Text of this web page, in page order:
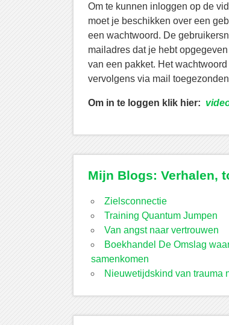
Om te kunnen inloggen op de
moet je beschikken over een
een wachtwoord. De
mailadres dat je hebt
van een pakket. Het
vervolgens via mail
Om in te loggen klik hier:
Mijn Blogs: Verhalen,
Zielsconnectie
Training Quantum Jumpen
Van angst naar vertrouwen
Boekhandel De Omslag
samenkomen
Nieuwetijdskind van trauma